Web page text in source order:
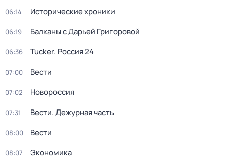
06:14 Исторические хроники
06:19 Балканы с Дарьей Григоровой
06:36 Tucker. Россия 24
07:00 Вести
07:02 Новороссия
07:31 Вести. Дежурная часть
08:00 Вести
08:07 Экономика